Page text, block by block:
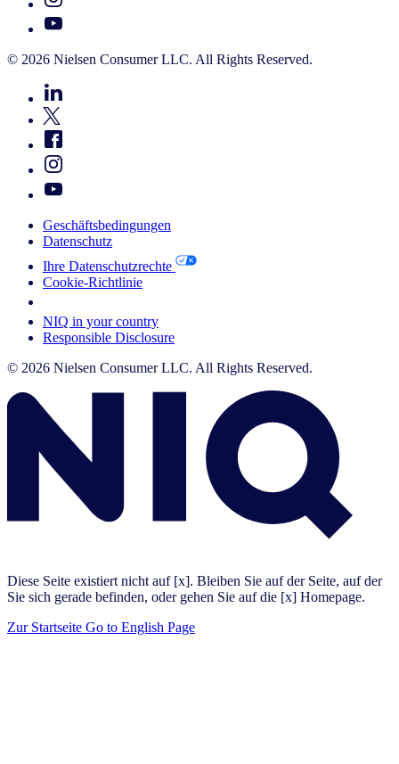
© 2026 Nielsen Consumer LLC. All Rights Reserved.
Geschäftsbedingungen
Datenschutz
Ihre Datenschutzrechte
Cookie-Richtlinie
NIQ in your country
Responsible Disclosure
© 2026 Nielsen Consumer LLC. All Rights Reserved.
Diese Seite existiert nicht auf [x]. Bleiben Sie auf der Seite, auf der
Sie sich gerade befinden, oder gehen Sie auf die [x] Homepage.
Zur Startseite Go to English Page